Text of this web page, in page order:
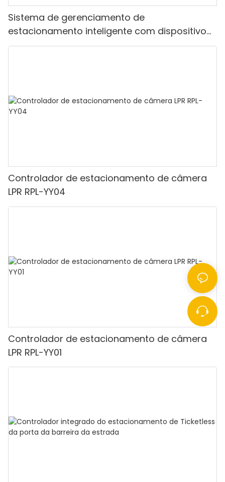
Sistema de gerenciamento de
estacionamento inteligente com dispositivo
de bilhete de impressora e portão de barreira
Controlador de estacionamento de câmera
LPR RPL-YY04
Controlador de estacionamento de câmera
LPR RPL-YY01